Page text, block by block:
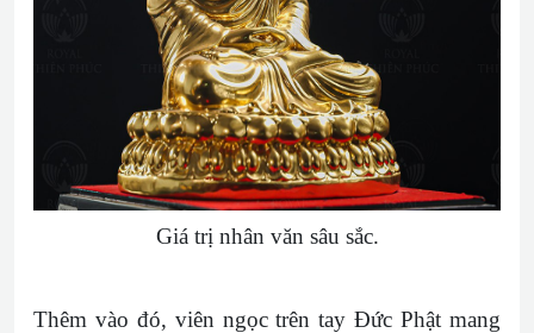
Giá trị nhân văn sâu sắc.
Thêm vào đó, viên ngọc trên tay Đức Phật mang